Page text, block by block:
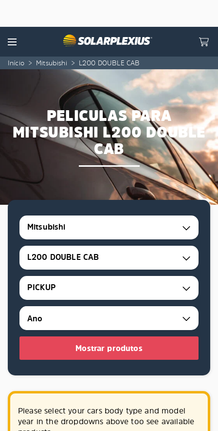
Menu
Início > Mitsubishi > L200 DOUBLE CAB
PELICULAS PARA
MITSUBISHI L200 DOUBLE
CAB
Mitsubishi
L200 DOUBLE CAB
PICKUP
Mostrar produtos
Please select your cars body type and model
year in the dropdowns above too see available